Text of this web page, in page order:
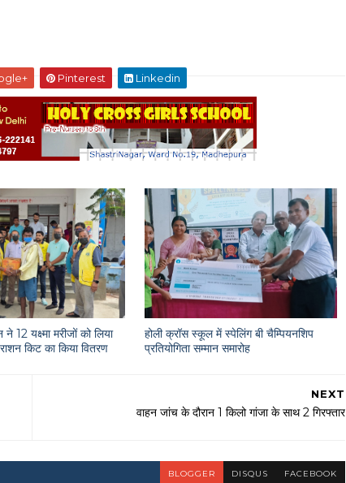
Pinterest Linkedin
12 यक्ष्मा मरीजों को लिया
राशन किट का किया वितरण
होली क्रॉस स्कूल में स्पेलिंग बी चैम्पियनशिप
प्रतियोगिता सम्मान समारोह
NEXT
वाहन जांच के दौरान 1 किलो गांजा के साथ 2 गिरफ्तार
BLOGGER DISQUS FACEBOOK